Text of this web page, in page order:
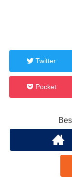
Twitter
Pocket